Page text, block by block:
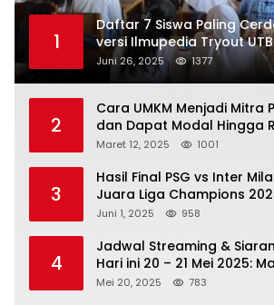
1
Daftar 7 Siswa Paling
versi Ilmupedia Tryout
Juni 26, 2025 1377
2
Cara UMKM Menjadi Mitra
dan Dapat Modal Hingga
Maret 12, 2025 1001
3
Hasil Final PSG vs Inter
Juara Liga Champions
Nerazzurri
Juni 1, 2025 958
4
Jadwal Streaming &
Hari ini 20 – 21 Mei 2025:
vs Bournemouth
Mei 20, 2025 783